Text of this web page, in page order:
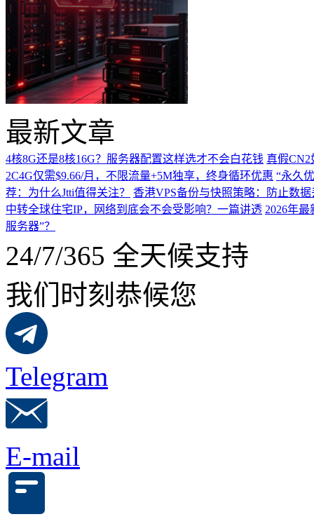
最新文章
4核8G还是8核16G？服务器配置这样选才不会白花钱 真假CN2
2C4G仅需$9.66/月，不限流量+5M独享，终身循环优惠 “永久
荐：为什么Jtti值得关注？
香港VPS备份与快照策略：防止数
中转全球住宅IP，网络到底会不会受影响？一篇讲透 2026年
服务器”？
24/7/365 全天候支持
我们时刻恭候您
Telegram
E-mail